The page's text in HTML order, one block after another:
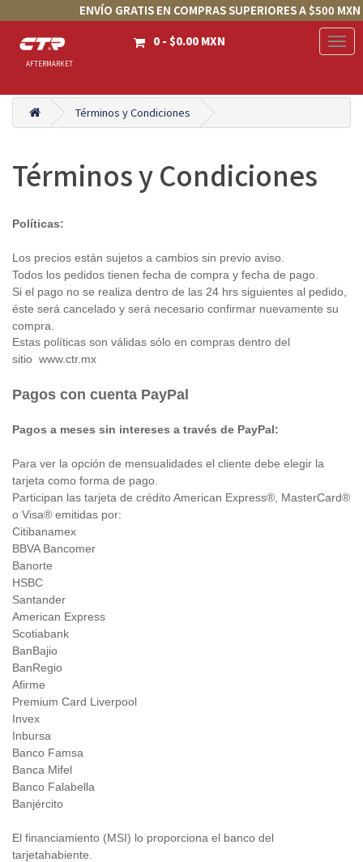
ENVÍO GRATIS EN COMPRAS SUPERIORES A $500 MXN
AFTERMARKET
0 - $0.00 MXN
Términos y Condiciones
Términos y Condiciones
Políticas:
Los precios están sujetos a cambios sin previo aviso.
Todos los pedidos tienen fecha de compra y fecha de pago.
Si el pago no se realiza dentro de las 24 hrs siguientes al pedido,
éste será cancelado y será necesario confirmar nuevamente su
compra.
Estas políticas son válidas sólo en compras dentro del
sitio www.ctr.mx
Pagos con cuenta PayPal
Pagos a meses sin intereses a través de PayPal:
Para ver la opción de mensualidades el cliente debe elegir la
tarjeta como forma de pago.
Participan las tarjeta de crédito American Express®, MasterCard®
o Visa® emitidas por:
Citibanamex
BBVA Bancomer
Banorte
HSBC
Santander
American Express
Scotiabank
BanBajio
BanRegio
Afirme
Premium Card Liverpool
Invex
Inbursa
Banco Famsa
Banca Mifel
Banco Falabella
Banjército
El financiamiento (MSI) lo proporciona el banco del
tarjetahabiente.